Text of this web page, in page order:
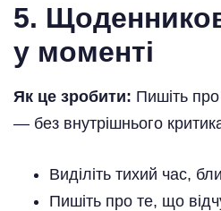
5.
у моменті
Як це зробити: Пишіть
— без внутрішнього
Виділіть тихий час,
Пишіть про те, що